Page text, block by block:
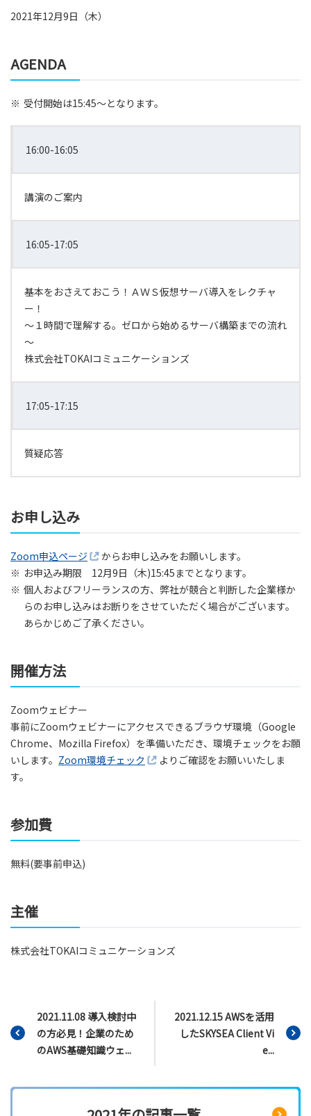
2021年12月9日（木）
AGENDA
※ 受付開始は15:45～となります。
16:00-16:05
講演のご案内
16:05-17:05
基本をおさえておこう！ＡＷＳ仮想サーバ導入をレクチャ
ー！
～１時間で理解する。ゼロから始めるサーバ構築までの流れ
～
株式会社TOKAIコミュニケーションズ
17:05-17:15
質疑応答
お申し込み
Zoom申込ページ
からお申し込みをお願いします。
※ お申込み期限 12月9日（木)15:45までとなります。
※ 個人およびフリーランスの方、弊社が競合と判断した企業様か
らのお申し込みはお断りをさせていただく場合がございます。
あらかじめご了承ください。
開催方法
Zoomウェビナー
事前にZoomウェビナーにアクセスできるブラウザ環境（Google
Chrome、Mozilla Firefox）を準備いただき、環境チェックをお願
いします。 Zoom環境チェック
よりご確認をお願いいたしま
す。
参加費
無料(要事前申込)
主催
株式会社TOKAIコミュニケーションズ
2021.11.08 導入検討中
の方必見！企業のため
のAWS基礎知識ウェ...
2021.12.15 AWSを活用
したSKYSEA Client Vi
e...